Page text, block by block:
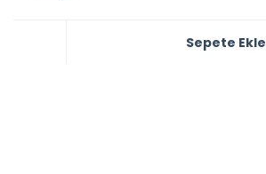
Sepete Ekle